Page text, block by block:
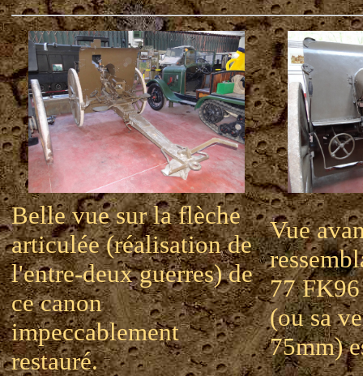
Belle vue sur la flèche
articulée (réalisation de
l'entre-deux guerres) de
ce canon
impeccablement
restauré.
Vue
77
(ou sa
75mm)